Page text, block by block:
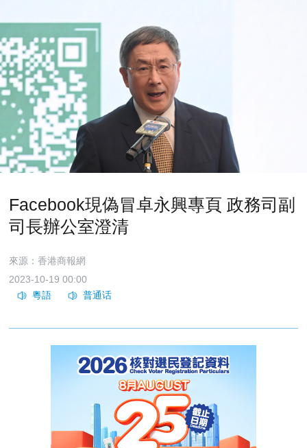
Facebook現偽冒卓永興專頁 政務司副
司長辦公室澄清
來源：香港商報網
2023-10-19 00:00